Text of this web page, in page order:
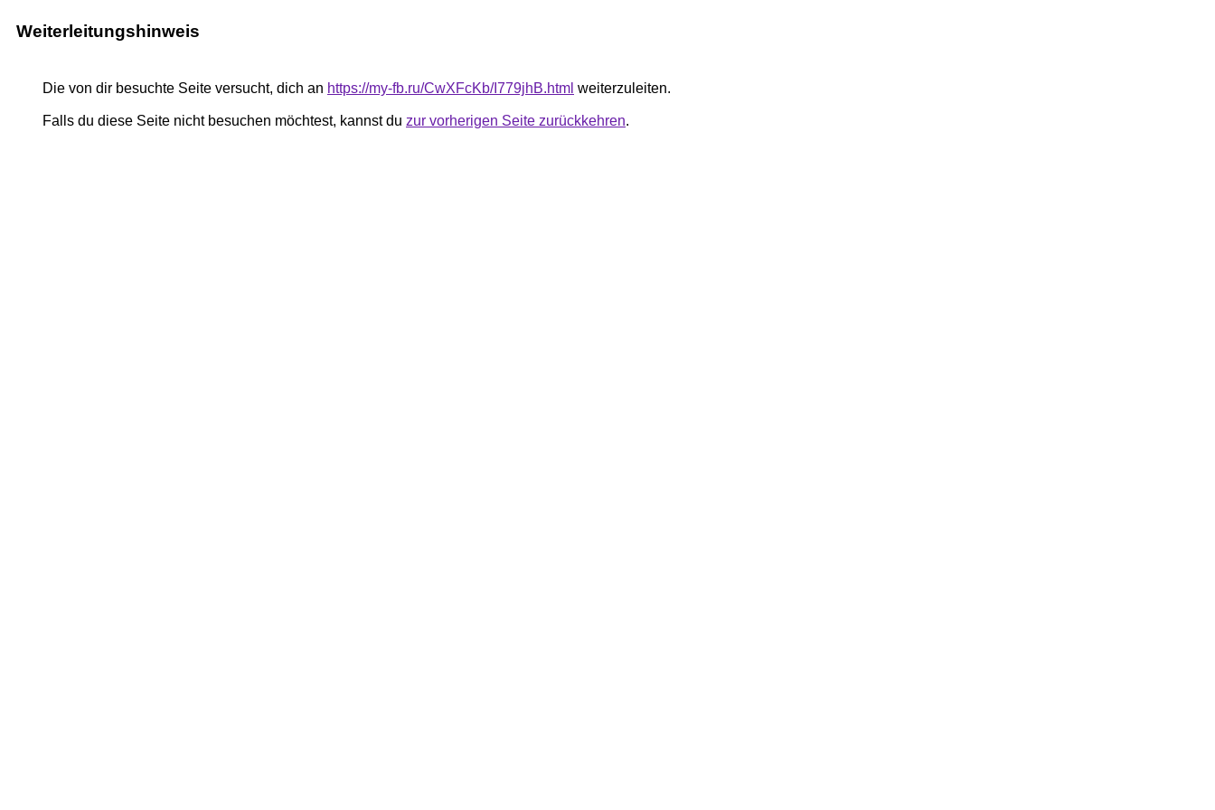
Weiterleitungshinweis
Die von dir besuchte Seite versucht, dich an https://my-fb.ru/CwXFcKb/I779jhB.html weiterzuleiten.
Falls du diese Seite nicht besuchen möchtest, kannst du zur vorherigen Seite zurückkehren.